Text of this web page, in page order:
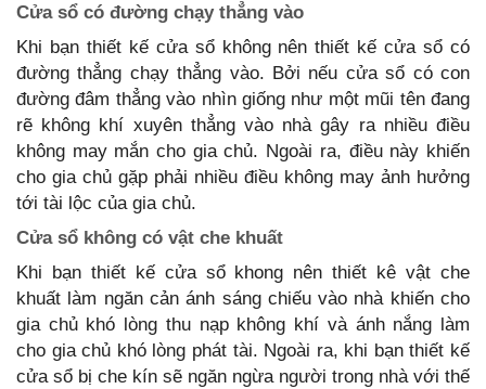
Cửa sổ có đường chạy thẳng vào
Khi bạn thiết kế cửa sổ không nên thiết kế cửa sổ có
đường thẳng chạy thẳng vào. Bởi nếu cửa sổ có con
đường đâm thẳng vào nhìn giống như một mũi tên đang
rẽ không khí xuyên thẳng vào nhà gây ra nhiều điều
không may mắn cho gia chủ. Ngoài ra, điều này khiến
cho gia chủ gặp phải nhiều điều không may ảnh hưởng
tới tài lộc của gia chủ.
Cửa sổ không có vật che khuất
Khi bạn thiết kế cửa sổ khong nên thiết kê vật che
khuất làm ngăn cản ánh sáng chiếu vào nhà khiến cho
gia chủ khó lòng thu nạp không khí và ánh nắng làm
cho gia chủ khó lòng phát tài. Ngoài ra, khi bạn thiết kế
cửa sổ bị che kín sẽ ngăn ngừa người trong nhà với thế